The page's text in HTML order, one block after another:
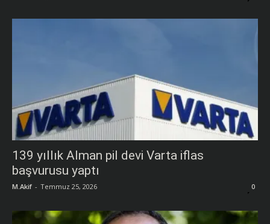
139 yıllık Alman pil devi Varta iflas
başvurusu yaptı
M.Akif - Temmuz 25, 2026 0